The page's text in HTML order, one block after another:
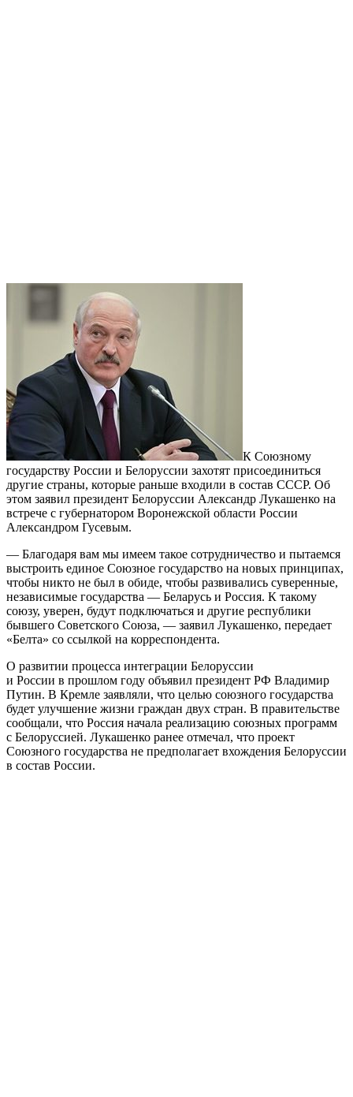
К Союзному
государству России и Белоруссии захотят присоединиться
другие страны, которые раньше входили в состав СССР. Об
этом заявил президент Белоруссии Александр Лукашенко на
встрече с губернатором Воронежской области России
Александром Гусевым.
— Благодаря вам мы имеем такое сотрудничество и пытаемся
выстроить единое Союзное государство на новых принципах,
чтобы никто не был в обиде, чтобы развивались суверенные,
независимые государства — Беларусь и Россия. К такому
союзу, уверен, будут подключаться и другие республики
бывшего Советского Союза, — заявил Лукашенко, передает
«Белта» со ссылкой на корреспондента.
О развитии процесса интеграции Белоруссии
и России в прошлом году объявил президент РФ Владимир
Путин. В Кремле заявляли, что целью союзного государства
будет улучшение жизни граждан двух стран. В правительстве
сообщали, что Россия начала реализацию союзных программ
с Белоруссией. Лукашенко ранее отмечал, что проект
Союзного государства не предполагает вхождения Белоруссии
в состав России.